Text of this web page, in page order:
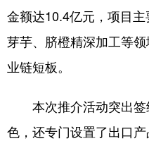
金额达10.4亿元，项目
芽芋、脐橙精深加工等
业链短板。
本次推介活动突出签
色，还专门设置了出口